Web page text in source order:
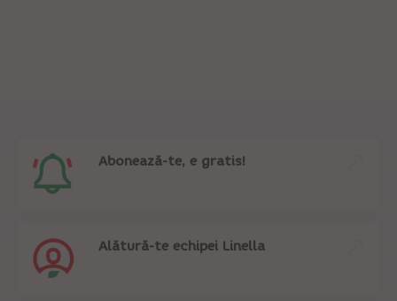
Abonează-te, e gratis!
Alătură-te echipei Linella